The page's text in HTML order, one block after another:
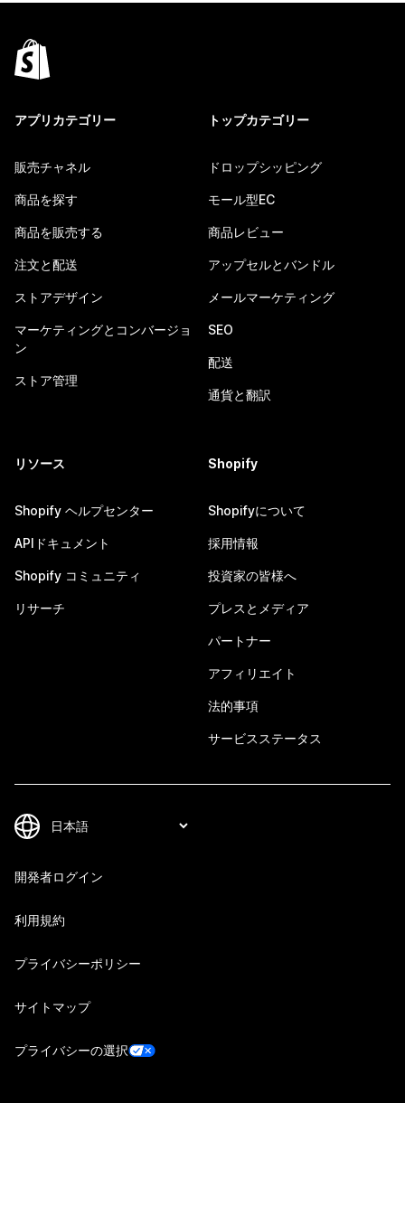
アプリカテゴリー
販売チャネル
商品を探す
商品を販売する
注文と配送
ストアデザイン
マーケティングとコンバージョ
ン
ストア管理
トップカテゴリー
ドロップシッピング
モール型EC
商品レビュー
アップセルとバンドル
メールマーケティング
SEO
配送
通貨と翻訳
リソース
Shopify ヘルプセンター
APIドキュメント
Shopify コミュニティ
リサーチ
Shopify
Shopifyについて
採用情報
投資家の皆様へ
プレスとメディア
パートナー
アフィリエイト
法的事項
サービスステータス
開発者ログイン
利用規約
プライバシーポリシー
サイトマップ
プライバシーの選択